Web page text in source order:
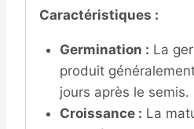
Caractéristiques :
Germination : La
produit
jours après le semis.
Croissance : La